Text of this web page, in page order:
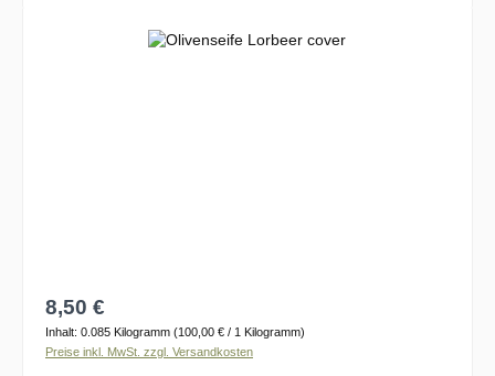
Bildergalerie überspringen
Regulärer Preis:
8,50 €
Inhalt: 0.085 Kilogramm (100,00 € / 1 Kilogramm)
Preise inkl. MwSt. zzgl. Versandkosten